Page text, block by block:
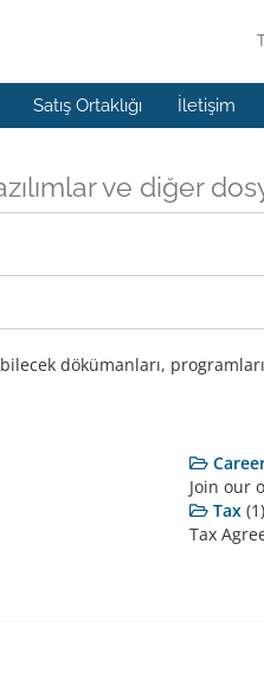
Satış Ortaklığı İletişim
ve diğer
dökümanları,
Join our
Tax (1)
Tax